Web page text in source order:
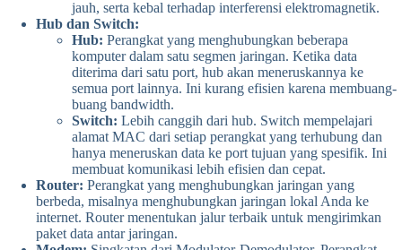
jauh, serta kebal terhadap interferensi elektromagnetik.
Hub dan Switch:
Hub: Perangkat yang menghubungkan beberapa
komputer dalam satu segmen jaringan. Ketika data
diterima dari satu port, hub akan meneruskannya ke
semua port lainnya. Ini kurang efisien karena membuang-
buang bandwidth.
Switch: Lebih canggih dari hub. Switch mempelajari
alamat MAC dari setiap perangkat yang terhubung dan
hanya meneruskan data ke port tujuan yang spesifik. Ini
membuat komunikasi lebih efisien dan cepat.
Router: Perangkat yang menghubungkan jaringan yang
berbeda, misalnya menghubungkan jaringan lokal Anda ke
internet. Router menentukan jalur terbaik untuk mengirimkan
paket data antar jaringan.